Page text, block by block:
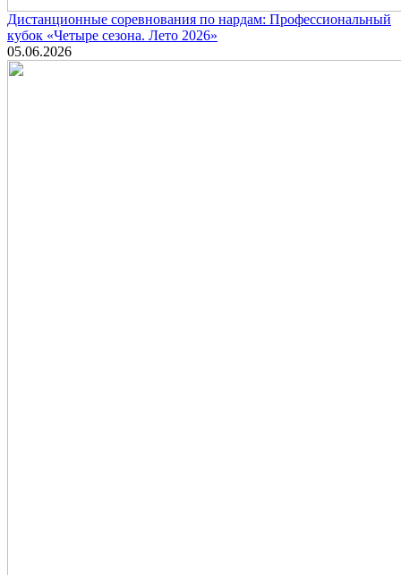
Дистанционные соревнования по нардам: Профессиональный
кубок «Четыре сезона. Лето 2026»
05.06.2026